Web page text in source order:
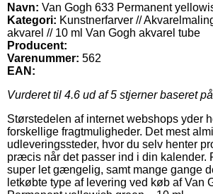
Navn: Van Gogh 633 Permanent
Kategori: Kunstnerfarver //
akvarel // 10 ml Van Gogh akvarel tube
Producent:
Varenummer: 562
EAN:
Vurderet til 4.6 ud af 5 stjerner baseret på
Størstedelen af internet webshops yder
forskellige fragtmuligheder. Det mest
udleveringssteder, hvor du selv henter
præcis når det passer ind i din kalender.
super let gængelig, samt mange gange
letkøbte type af levering ved køb af Van